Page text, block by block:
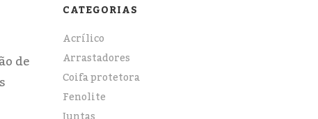
de
CATEGORIAS
Acrílico
Arrastadores
Coifa protetora
Fenolite